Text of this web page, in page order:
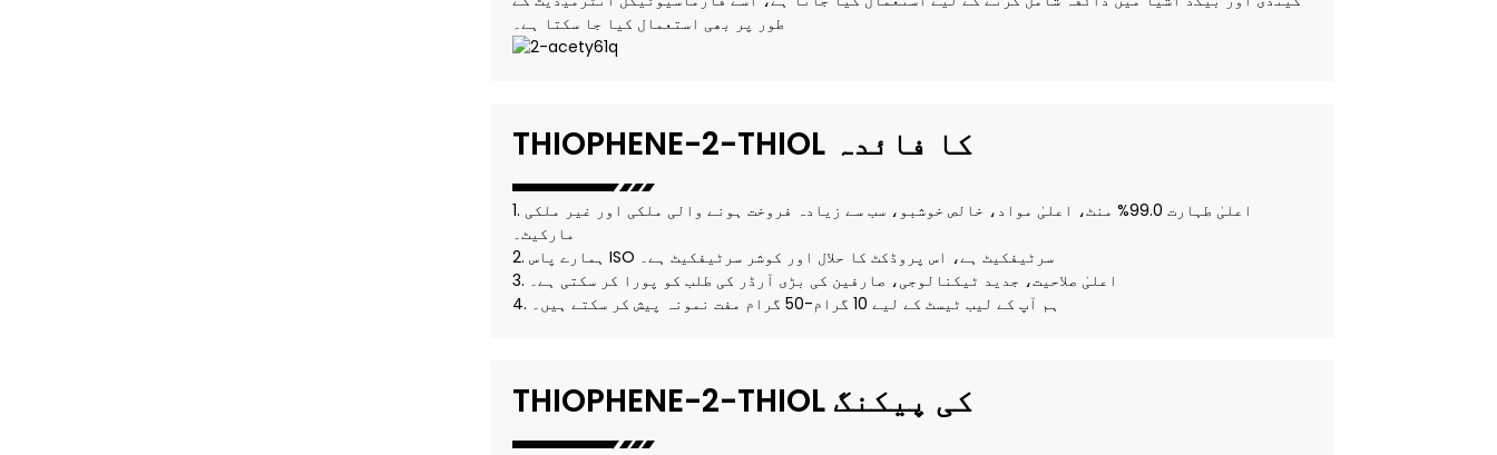
طور پر بھی استعمال کیا جا سکتا ہے۔
THIOPHENE-2-THIOL کا فائدہ
1. اعلیٰ طہارت 99.0% منٹ، اعلیٰ مواد، خالص خوشبو، سب سے زیادہ فروخت ہونے والی ملکی اور غیر ملکی
مارکیٹ۔
2. ہمارے پاس ISO سرٹیفکیٹ ہے، اس پروڈکٹ کا حلال اور کوشر سرٹیفکیٹ ہے۔
3. اعلیٰ صلاحیت، جدید ٹیکنالوجی، صارفین کی بڑی آرڈر کی طلب کو پورا کر سکتی ہے۔
4. ہم آپ کے لیب ٹیسٹ کے لیے 10 گرام-50 گرام مفت نمونہ پیش کر سکتے ہیں۔
THIOPHENE-2-THIOL کی پیکنگ